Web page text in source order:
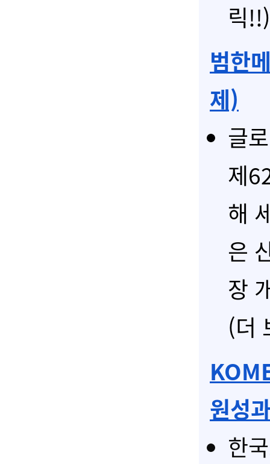
릭!!)
범한
제)
글
제
해
은
장
(더
원성
한